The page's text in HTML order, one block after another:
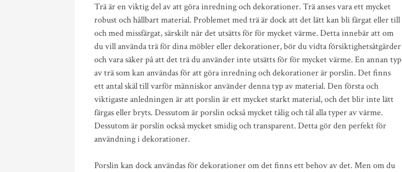
Trä är en viktig del av att göra inredning och dekorationer. Trä anses vara ett mycket
robust och hållbart material. Problemet med trä är dock att det lätt kan bli färgat eller till
och med missfärgat, särskilt när det utsätts för för mycket värme. Detta innebär att om
du vill använda trä för dina möbler eller dekorationer, bör du vidta försiktighetsåtgärder
och vara säker på att det trä du använder inte utsätts för för mycket värme. En annan typ
av trä som kan användas för att göra inredning och dekorationer är porslin. Det finns
ett antal skäl till varför människor använder denna typ av material. Den första och
viktigaste anledningen är att porslin är ett mycket starkt material, och det blir inte lätt
färgas eller bryts. Dessutom är porslin också mycket tålig och tål alla typer av värme.
Dessutom är porslin också mycket smidig och transparent. Detta gör den perfekt för
användning i dekorationer.
Porslin kan dock användas för dekorationer om det finns ett behov av det. Men om du